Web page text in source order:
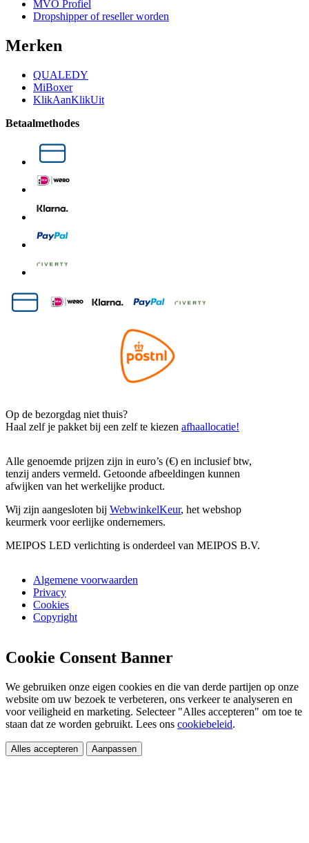
MVO Profiel
Dropshipper of reseller worden
Merken
QUALEDY
MiBoxer
KlikAanKlikUit
Betaalmethodes
Op de bezorgdag niet thuis?
Haal zelf je pakket bij een zelf te kiezen afhaallocatie!
Alle genoemde prijzen zijn in euro’s (€) en inclusief btw,
tenzij anders vermeld. Getoonde afbeeldingen kunnen
afwijken van het werkelijke product.
Wij zijn aangesloten bij WebwinkelKeur, het webshop
keurmerk voor eerlijke ondernemers.
MEIPOS LED verlichting is onderdeel van MEIPOS B.V.
Algemene voorwaarden
Privacy
Cookies
Copyright
Cookie Consent Banner
We gebruiken onze eigen cookies en die van derde partijen op onze
website om uw bezoek te verbeteren, ons verkeer te analyseren en
voor veiligheid en marketing. Selecteer "Alles accepteren" om toe te
staan dat ze worden gebruikt. Lees ons cookiebeleid.
Alles accepteren Aanpassen